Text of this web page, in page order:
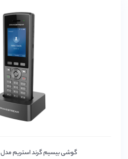
گوشی بیسیم گرند استریم مدل WP825 (WIFI)